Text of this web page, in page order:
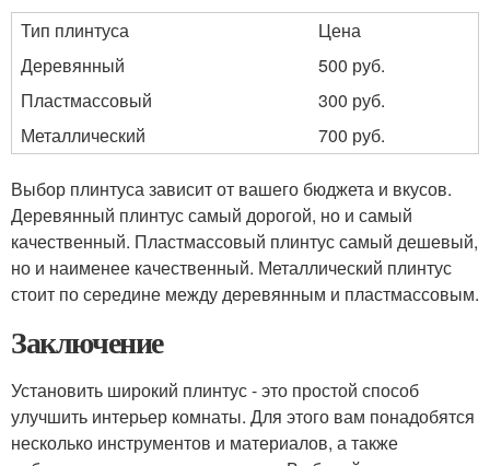
Тип плинтуса
Цена
Деревянный
500 руб.
Пластмассовый
300 руб.
Металлический
700 руб.
Выбор плинтуса зависит от вашего бюджета и вкусов.
Деревянный плинтус самый дорогой, но и самый
качественный. Пластмассовый плинтус самый дешевый,
но и наименее качественный. Металлический плинтус
стоит по середине между деревянным и пластмассовым.
Заключение
Установить широкий плинтус - это простой способ
улучшить интерьер комнаты. Для этого вам понадобятся
несколько инструментов и материалов, а также